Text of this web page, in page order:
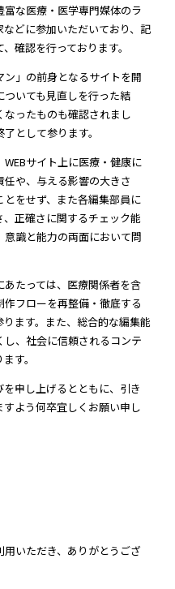
な医療・医学専門媒体のラ
どに参加いただいており、記
確認を行っております。
」の前身となるサイトを開
いても見直しを行った結
ったものも確認されまし
として参ります。
サイト上に医療・健康に
や、与える影響の大きさ
をせず、また各編集部員に
正確さに関するチェック能
識と能力の両面において問
たっては、医療関係者を含
フローを再整備・徹底する
ます。また、総合的な編集能
、社会に信頼されるコンテ
す。
申し上げるとともに、引き
よう何卒宜しくお願い申し
いただき、ありがとうござ